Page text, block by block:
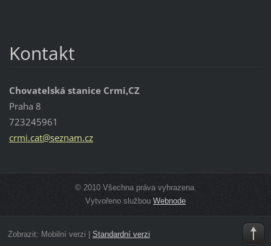
Kontakt
Chovatelská stanice Crmi,CZ
Praha 8
723245961
crmi.cat@seznam.cz
© 2010 Všechna práva vyhrazena.
Vytvořeno službou Webnode
Zobrazit: Mobilní verzi Standardní verzi